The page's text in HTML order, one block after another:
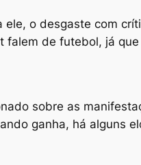
ele, o desgaste com
falem de futebol, já
sobre as
ganha, há alguns